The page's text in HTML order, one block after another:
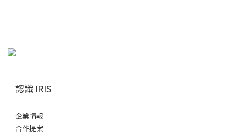
認識 IRIS
企業情報
合作提案